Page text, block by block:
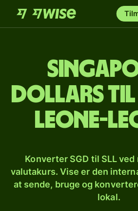
dollars til
leone-
Konverter SGD til SLL
valutakurs. Vise er den
at sende, bruge og
lokal.